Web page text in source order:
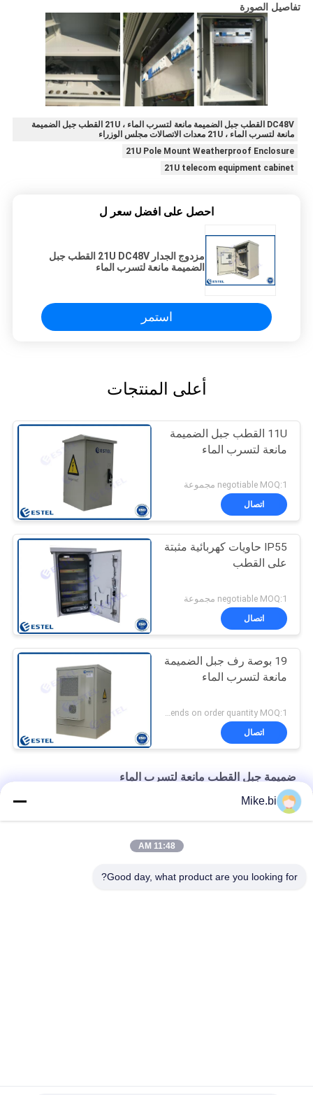
تفاصيل الصورة
DC48V القطب جبل الضميمة مانعة لتسرب الماء ، 21U القطب جبل الضميمة
مانعة لتسرب الماء ، 21U معدات الاتصالات مجلس الوزراء
21U Pole Mount Weatherproof Enclosure
21U telecom equipment cabinet
احصل على افضل سعر ل
مزدوج الجدار 21U DC48V القطب جبل
الضميمة مانعة لتسرب الماء
استمر
أعلى المنتجات
11U القطب جبل الضميمة
مانعة لتسرب الماء
negotiable MOQ:1 مجموعة
اتصال
IP55 حاويات كهربائية مثبتة
على القطب
negotiable MOQ:1 مجموعة
اتصال
19 بوصة رف جبل الضميمة
مانعة لتسرب الماء
اتصال
ضميمة جبل القطب مانعة لتسرب الماء
الصلب IP55 19 بوصة رف القطب جبل الضميمة مانعة لتسرب الماءMike.bi
11:48 AM
Good day, what product are you looking for?